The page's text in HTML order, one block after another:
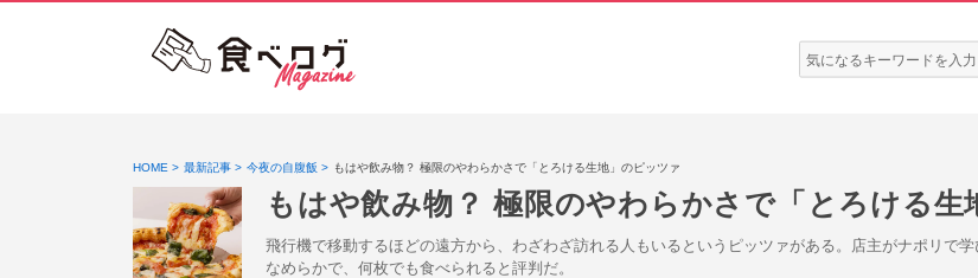
検
索:
HOME 最新記事 今夜の自腹飯 もはや飲み物？ 極限のやわらかさで「とろける生地」のピッツァ
もはや飲み物？ 極限のやわらかさで「とろける生
飛行機で移動するほどの遠方から、わざわざ訪れる人もいるというピッツァがある。店主がナポリで
なめらかで、何枚でも食べられると評判だ。